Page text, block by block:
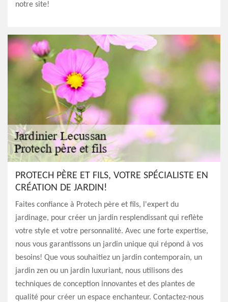
notre site!
PROTECH PÈRE ET FILS, VOTRE SPÉCIALISTE EN
CRÉATION DE JARDIN!
Faites confiance à Protech père et fils, l'expert du
jardinage, pour créer un jardin resplendissant qui reflète
votre style et votre personnalité. Avec une forte expertise,
nous vous garantissons un jardin unique qui répond à vos
besoins! Que vous souhaitiez un jardin contemporain, un
jardin zen ou un jardin luxuriant, nous utilisons des
techniques de conception innovantes et des plantes de
qualité pour créer un espace enchanteur. Contactez-nous